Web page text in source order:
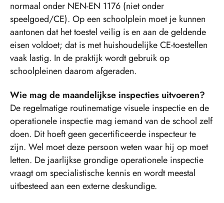
normaal onder NEN-EN 1176 (niet onder
speelgoed/CE). Op een schoolplein moet je kunnen
aantonen dat het toestel veilig is en aan de geldende
eisen voldoet; dat is met huishoudelijke CE-toestellen
vaak lastig. In de praktijk wordt gebruik op
schoolpleinen daarom afgeraden.
Wie mag de maandelijkse inspecties uitvoeren?
De regelmatige routinematige visuele inspectie en de
operationele inspectie mag iemand van de school zelf
doen. Dit hoeft geen gecertificeerde inspecteur te
zijn. Wel moet deze persoon weten waar hij op moet
letten. De jaarlijkse grondige operationele inspectie
vraagt om specialistische kennis en wordt meestal
uitbesteed aan een externe deskundige.